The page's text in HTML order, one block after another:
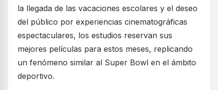
la llegada de las vacaciones escolares y el deseo
del público por experiencias cinematográficas
espectaculares, los estudios reservan sus
mejores películas para estos meses, replicando
un fenómeno similar al Super Bowl en el ámbito
deportivo.